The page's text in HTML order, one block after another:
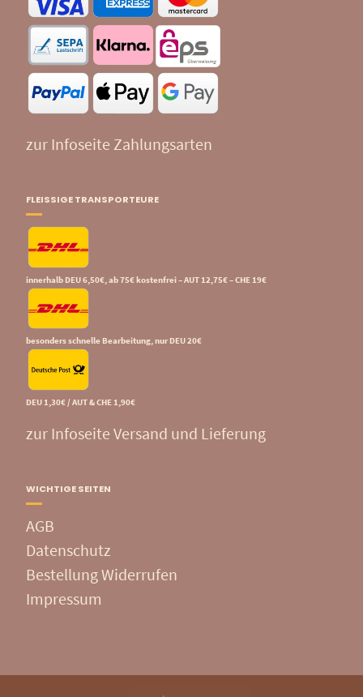
zur Infoseite Zahlungsarten
FLEISSIGE TRANSPORTEURE
innerhalb DEU 6,50€, ab 75€ kostenfrei – AUT 12,75€ – CHE 19€
besonders schnelle Bearbeitung, nur DEU 20€
DEU 1,30€ / AUT & CHE 1,90€
zur Infoseite Versand und Lieferung
WICHTIGE SEITEN
AGB
Datenschutz
Bestellung Widerrufen
Impressum